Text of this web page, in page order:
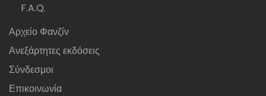
F.A.Q.
Αρχείο Φανζίν
Ανεξάρτητες εκδόσεις
Σύνδεσμοι
Επικοινωνία